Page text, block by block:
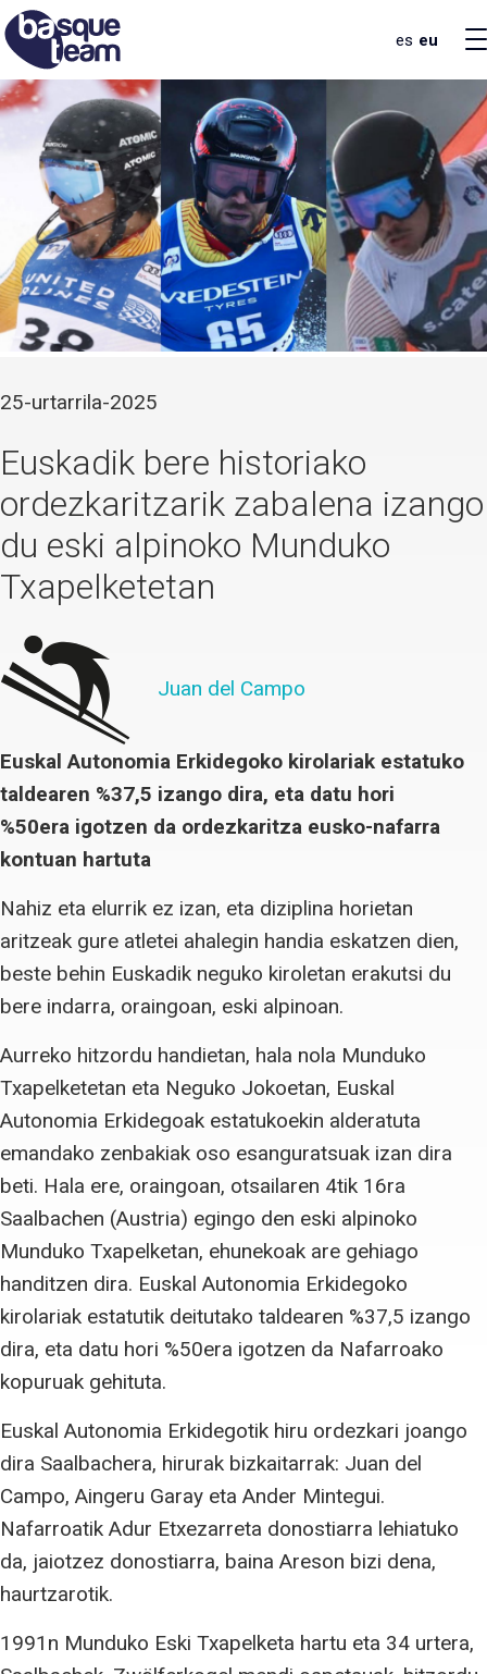
es eu
25-urtarrila-2025
Euskadik bere historiako
ordezkaritzarik zabalena izango
du eski alpinoko Munduko
Txapelketetan
Juan del Campo
Euskal Autonomia Erkidegoko kirolariak estatuko
taldearen %37,5 izango dira, eta datu hori
%50era igotzen da ordezkaritza eusko-nafarra
kontuan hartuta
Nahiz eta elurrik ez izan, eta diziplina horietan
aritzeak gure atletei ahalegin handia eskatzen dien,
beste behin Euskadik neguko kiroletan erakutsi du
bere indarra, oraingoan, eski alpinoan.
Aurreko hitzordu handietan, hala nola Munduko
Txapelketetan eta Neguko Jokoetan, Euskal
Autonomia Erkidegoak estatukoekin alderatuta
emandako zenbakiak oso esanguratsuak izan dira
beti. Hala ere, oraingoan, otsailaren 4tik 16ra
Saalbachen (Austria) egingo den eski alpinoko
Munduko Txapelketan, ehunekoak are gehiago
handitzen dira. Euskal Autonomia Erkidegoko
kirolariak estatutik deitutako taldearen %37,5 izango
dira, eta datu hori %50era igotzen da Nafarroako
kopuruak gehituta.
Euskal Autonomia Erkidegotik hiru ordezkari joango
dira Saalbachera, hirurak bizkaitarrak: Juan del
Campo, Aingeru Garay eta Ander Mintegui.
Nafarroatik Adur Etxezarreta donostiarra lehiatuko
da, jaiotzez donostiarra, baina Areson bizi dena,
haurtzarotik.
1991n Munduko Eski Txapelketa hartu eta 34 urtera,